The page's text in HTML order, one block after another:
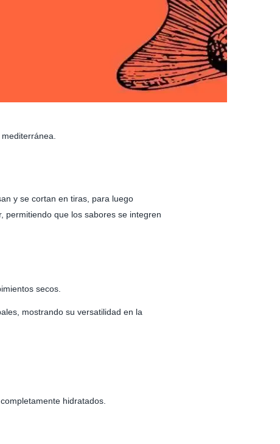
y se cortan en tiras, para luego
permitiendo que los sabores se integren
secos.
mostrando su versatilidad en la
hidratados.